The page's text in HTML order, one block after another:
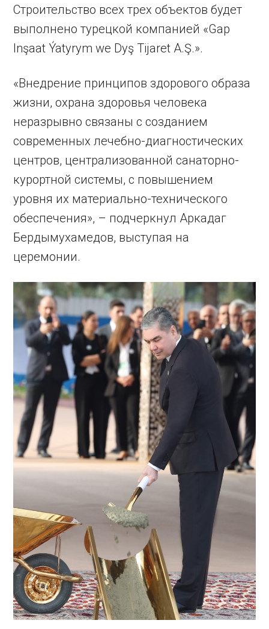
Строительство всех трех объектов будет
выполнено турецкой компанией «Gap
Inşaat Ýatyrym we Dyş Tijaret A.Ş.».
«Внедрение принципов здорового образа
жизни, охрана здоровья человека
неразрывно связаны с созданием
современных лечебно-диагностических
центров, централизованной санаторно-
курортной системы, с повышением
уровня их материально-технического
обеспечения», – подчеркнул Аркадаг
Бердымухамедов, выступая на
церемонии.